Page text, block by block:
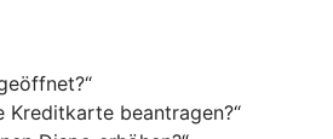
Kreditkarte beantragen?“